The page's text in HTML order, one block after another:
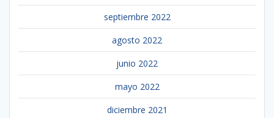
septiembre 2022
agosto 2022
junio 2022
mayo 2022
diciembre 2021